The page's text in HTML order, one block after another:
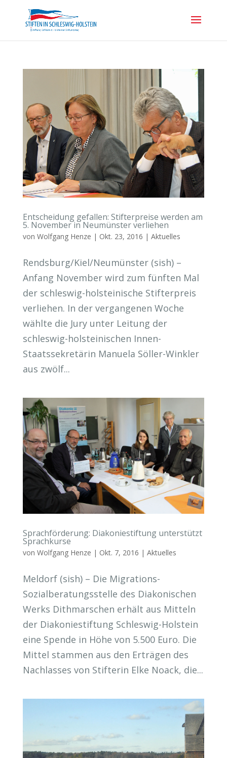
Entscheidung gefallen: Stifterpreise werden am
5. November in Neumünster verliehen
von Wolfgang Henze | Okt. 23, 2016 | Aktuelles
Rendsburg/Kiel/Neumünster (sish) –
Anfang November wird zum fünften Mal
der schleswig-holsteinische Stifterpreis
verliehen. In der vergangenen Woche
wählte die Jury unter Leitung der
schleswig-holsteinischen Innen-
Staatssekretärin Manuela Söller-Winkler
aus zwölf...
Sprachförderung: Diakoniestiftung unterstützt
Sprachkurse
von Wolfgang Henze | Okt. 7, 2016 | Aktuelles
Meldorf (sish) – Die Migrations-
Sozialberatungsstelle des Diakonischen
Werks Dithmarschen erhält aus Mitteln
der Diakoniestiftung Schleswig-Holstein
eine Spende in Höhe von 5.500 Euro. Die
Mittel stammen aus den Erträgen des
Nachlasses von Stifterin Elke Noack, die...